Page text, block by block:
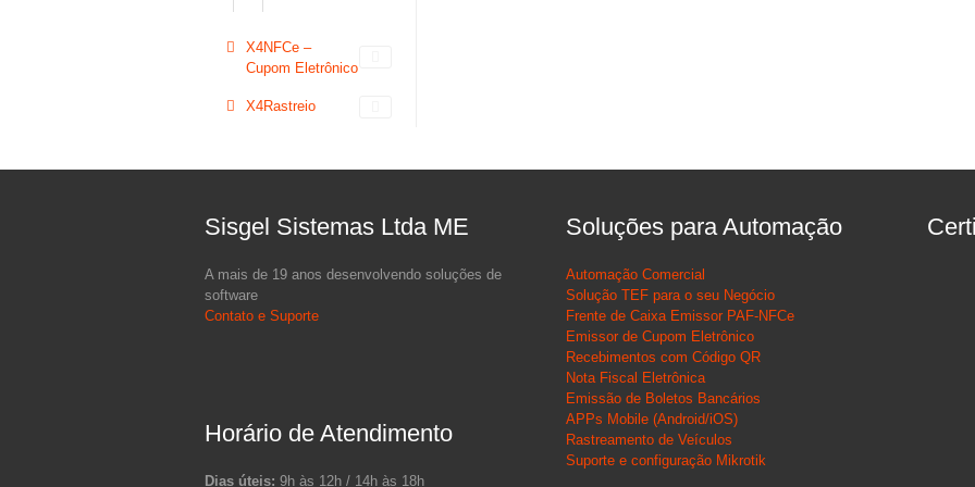
X4NFCe –
Cupom Eletrônico
X4Rastreio
Sisgel Sistemas Ltda ME
A mais de 19 anos desenvolvendo soluções de
software
Contato e Suporte
Horário de Atendimento
Dias úteis: 9h às 12h / 14h às 18h
Soluções para Automação
Automação Comercial
Solução TEF para o seu Negócio
Frente de Caixa Emissor PAF-NFCe
Emissor de Cupom Eletrônico
Recebimentos com Código QR
Nota Fiscal Eletrônica
Emissão de Boletos Bancários
APPs Mobile (Android/iOS)
Rastreamento de Veículos
Suporte e configuração Mikrotik